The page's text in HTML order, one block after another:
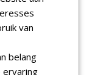
voor
de
van
belang